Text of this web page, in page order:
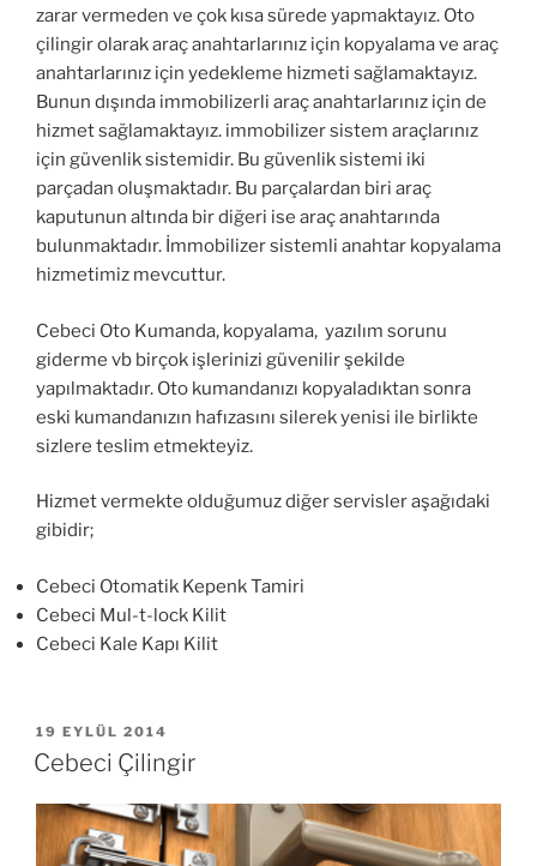
zarar vermeden ve çok kısa sürede yapmaktayız. Oto
çilingir olarak araç anahtarlarınız için kopyalama ve araç
anahtarlarınız için yedekleme hizmeti sağlamaktayız.
Bunun dışında immobilizerli araç anahtarlarınız için de
hizmet sağlamaktayız. immobilizer sistem araçlarınız
için güvenlik sistemidir. Bu güvenlik sistemi iki
parçadan oluşmaktadır. Bu parçalardan biri araç
kaputunun altında bir diğeri ise araç anahtarında
bulunmaktadır. İmmobilizer sistemli anahtar kopyalama
hizmetimiz mevcuttur.
Cebeci Oto Kumanda, kopyalama, yazılım sorunu
giderme vb birçok işlerinizi güvenilir şekilde
yapılmaktadır. Oto kumandanızı kopyaladıktan sonra
eski kumandanızın hafızasını silerek yenisi ile birlikte
sizlere teslim etmekteyiz.
Hizmet vermekte olduğumuz diğer servisler aşağıdaki
gibidir;
Cebeci Otomatik Kepenk Tamiri
Cebeci Mul-t-lock Kilit
Cebeci Kale Kapı Kilit
YAYIM
TARIHI
19 EYLÜL 2014
Cebeci Çilingir